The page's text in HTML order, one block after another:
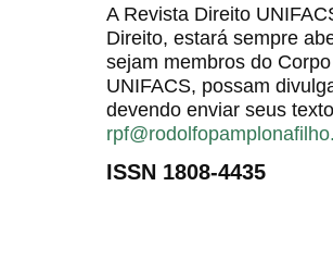
A Revista Direito
Direito, estará sempre
sejam membros do
UNIFACS, possam
devendo enviar seus
ISSN 1808-4435